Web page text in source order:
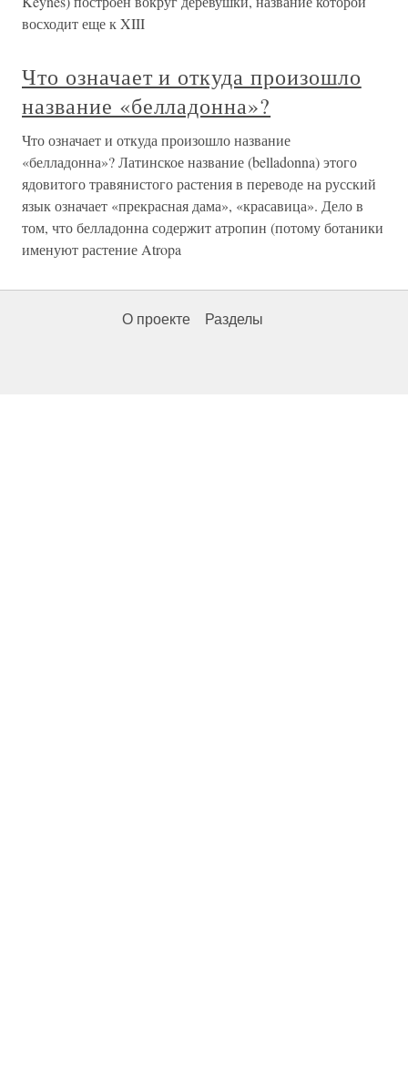
восходит еще к XIII
Что означает и откуда произошло
название «белладонна»?
Что означает и откуда произошло название
«белладонна»? Латинское название (belladonna) этого
ядовитого травянистого растения в переводе на русский
язык означает «прекрасная дама», «красавица». Дело в
том, что белладонна содержит атропин (потому ботаники
именуют растение Atropa
О проекте Разделы